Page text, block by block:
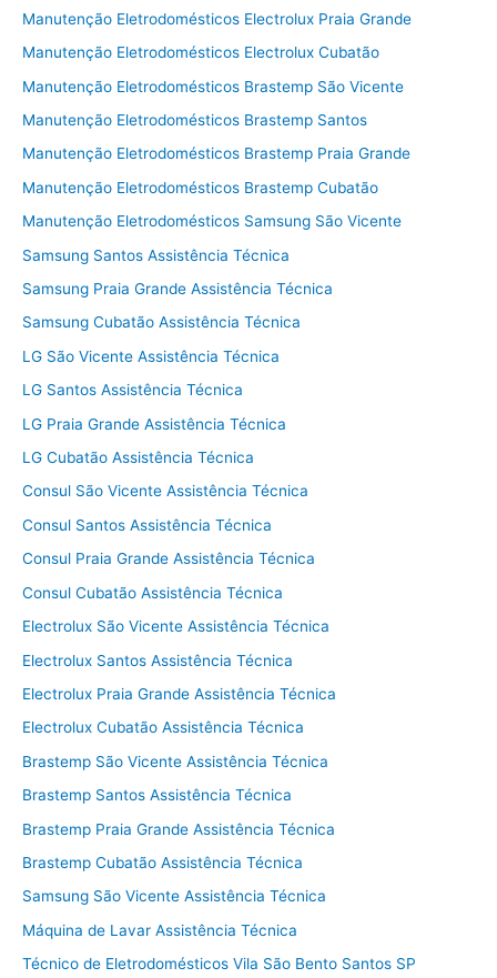
Manutenção Eletrodomésticos Electrolux Praia Grande
Manutenção Eletrodomésticos Electrolux Cubatão
Manutenção Eletrodomésticos Brastemp São Vicente
Manutenção Eletrodomésticos Brastemp Santos
Manutenção Eletrodomésticos Brastemp Praia Grande
Manutenção Eletrodomésticos Brastemp Cubatão
Manutenção Eletrodomésticos Samsung São Vicente
Samsung Santos Assistência Técnica
Samsung Praia Grande Assistência Técnica
Samsung Cubatão Assistência Técnica
LG São Vicente Assistência Técnica
LG Santos Assistência Técnica
LG Praia Grande Assistência Técnica
LG Cubatão Assistência Técnica
Consul São Vicente Assistência Técnica
Consul Santos Assistência Técnica
Consul Praia Grande Assistência Técnica
Consul Cubatão Assistência Técnica
Electrolux São Vicente Assistência Técnica
Electrolux Santos Assistência Técnica
Electrolux Praia Grande Assistência Técnica
Electrolux Cubatão Assistência Técnica
Brastemp São Vicente Assistência Técnica
Brastemp Santos Assistência Técnica
Brastemp Praia Grande Assistência Técnica
Brastemp Cubatão Assistência Técnica
Samsung São Vicente Assistência Técnica
Máquina de Lavar Assistência Técnica
Técnico de Eletrodomésticos Vila São Bento Santos SP